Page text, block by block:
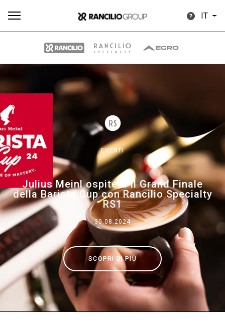
IT
EVENTI
Julius Meinl ospiterà il Grand Finale
della Barista Cup con Rancilio Specialty
RS1
30.08.2024
SCOPRI DI PIÙ
Tutti Prodotti
Brand
Il gruppo
News
La nostra storia
I nostri Lab